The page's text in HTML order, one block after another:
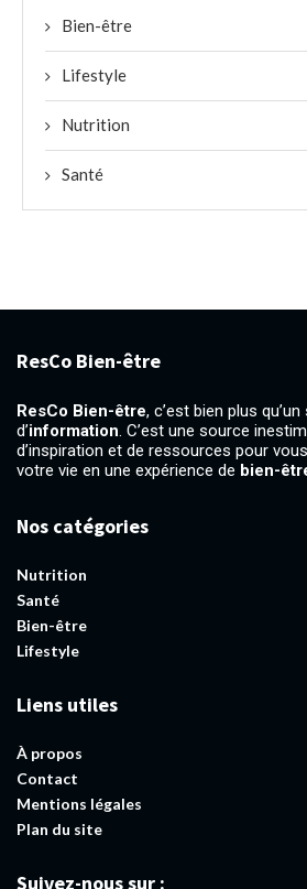
Bien-être
Lifestyle
Nutrition
Santé
ResCo Bien-être
ResCo Bien-être, c’est bien plus
d’information. C’est une source
d’inspiration et de ressources pour
votre vie en une expérience de bien-
Nos catégories
Nutrition
Santé
Bien-être
Lifestyle
Liens utiles
À propos
Contact
Mentions légales
Plan du site
Suivez-nous sur :